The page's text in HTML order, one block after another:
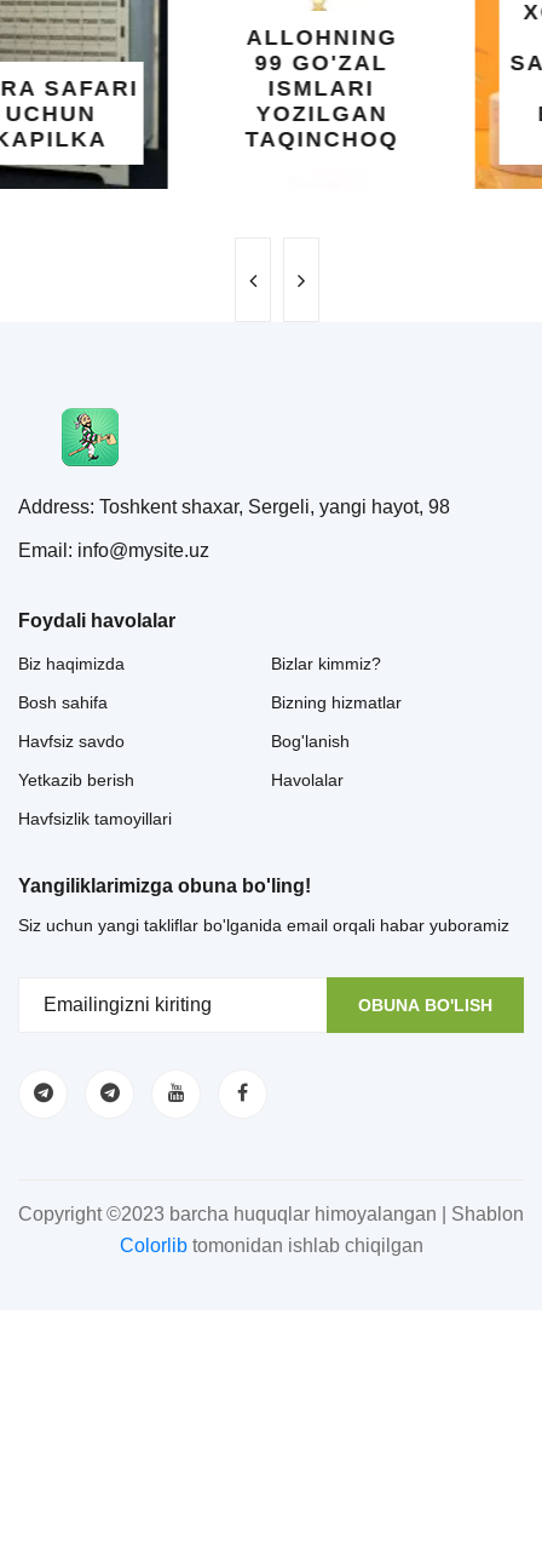
ALLOHNING
99 GO'ZAL
ISMLARI
YOZILGAN
TAQINCHOQ
UMUMIY
SALOMATLIK
UCHUN
BEBAHO
NE'MAT
Address: Toshkent shaxar, Sergeli, yangi hayot, 98
Email: info@mysite.uz
Foydali havolalar
Biz haqimizda
Bosh sahifa
Havfsiz savdo
Yetkazib berish
Havfsizlik tamoyillari
Bizlar kimmiz?
Bizning hizmatlar
Bog'lanish
Havolalar
Yangiliklarimizga obuna bo'ling!
Siz uchun yangi takliflar bo'lganida email orqali habar yuboramiz
OBUNA BO'LISH
Copyright ©2023 barcha huquqlar himoyalangan | Shablon
Colorlibtomonidan ishlab chiqilgan